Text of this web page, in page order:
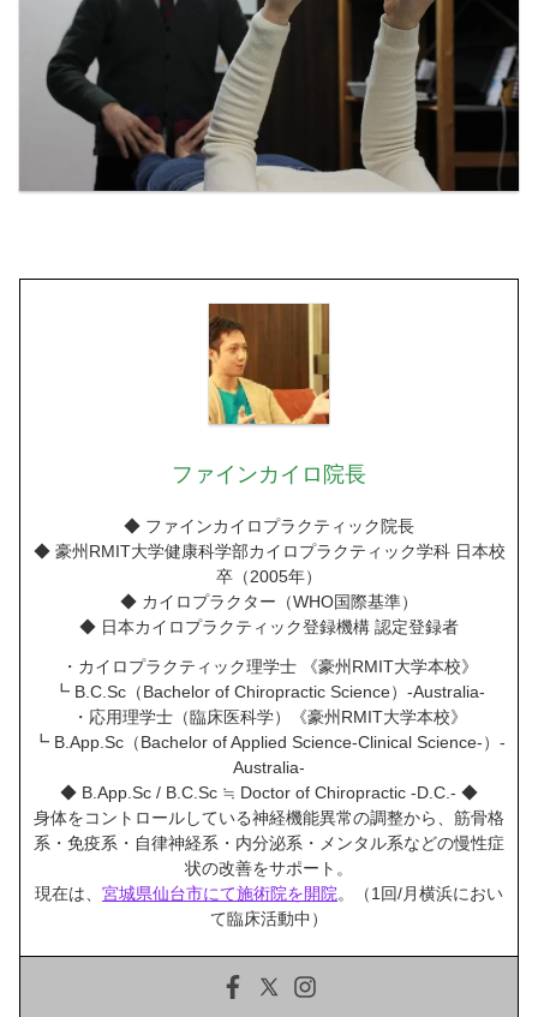
ファインカイロ院長
◆ ファインカイロプラクティック院長
◆ 豪州RMIT大学健康科学部カイロプラクティック学科 日本校
卒（2005年）
◆ カイロプラクター（WHO国際基準）
◆ 日本カイロプラクティック登録機構 認定登録者
・カイロプラクティック理学士 《豪州RMIT大学本校》
┗ B.C.Sc（Bachelor of Chiropractic Science）-Australia-
・応用理学士（臨床医科学）《豪州RMIT大学本校》
┗ B.App.Sc（Bachelor of Applied Science-Clinical Science-）-
Australia-
◆ B.App.Sc / B.C.Sc ≒ Doctor of Chiropractic -D.C.- ◆
身体をコントロールしている神経機能異常の調整から、筋骨格
系・免疫系・自律神経系・内分泌系・メンタル系などの慢性症
状の改善をサポート。
現在は、 宮城県仙台市にて施術院を開院。（1回/月横浜におい
て臨床活動中）